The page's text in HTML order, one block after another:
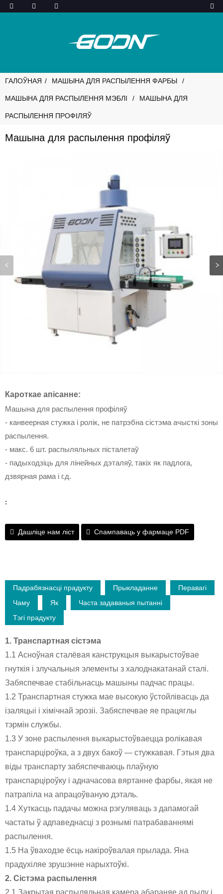
ГАЛОЎНАЯ МАШЫНА ДЛЯ РАСПЫЛЕННЯ ФАРБЫ
МАШЫНА ДЛЯ РАСПЫЛЕННЯ МЭБЛІ МАШЫНА ДЛЯ
РАСПЫЛЕННЯ ПРОФІЛЯЎ
Машына для распылення профіляў
Кароткае апісанне:
Машына для распылення профіляў
- канвеерная стужка і ролік, не патрэбна сістэма ачысткі зоны
распылення.
- макс. 6 шт. распыляльных пісталетаў
- падыходзіць для лінейных дэталяў, такіх як падлога,
дзвярная рама і г.д.
:
Дашліце нам ліст Спампаваць у фармаце PDF
Падрабязнасці прадукту Прыкладанне
Перавагі
Чаму
Як
Часта задаваныя пытанні
Тэгі прадукту
1. Транспартная сістэма
1.1 Асноўная сталёвая канструкцыя выкарыстоўвае
гнуткія і злучальныя элементы з халоднакатанай сталі.
Забяспечвае стабільнасць машыны падчас працы.
1.2 Транспартная стужка мае высокую ўстойлівасць да
ізаляцыі і хімічнай эрозіі. Забяспечвае яе працяглы
тэрмін службы.
1.3 У зоне распылення выкарыстоўваецца ролікавая
транспарціроўка, а з двух бакоў — стужкавая. Гэтыя два
віды транспарту забяспечваюць плаўную
транспарціроўку і адначасова вяртанне фарбы, якая не
патрапіла на апрацоўваную дэталь.
1.4 Хуткасць падачы можна рэгуляваць з дапамогай
частаты ў адпаведнасці з рознымі патрабаваннямі
распылення.
1.5 На ўваходзе ёсць накіроўвалая прылада. Яна
прадухіляе зрушэнне нарыхтоўкі.
2. Сістэма распылення
2.1 Закрытая распыляльная камера абараняе ад пылу і